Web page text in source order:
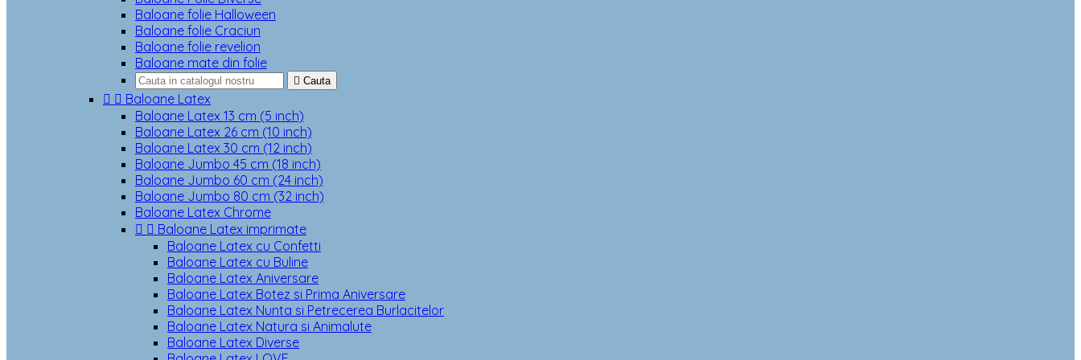
Baloane folie Halloween
Baloane folie Craciun
Baloane folie revelion
Baloane mate din folie
 Cauta
  Baloane Latex
Baloane Latex 13 cm (5 inch)
Baloane Latex 26 cm (10 inch)
Baloane Latex 30 cm (12 inch)
Baloane Jumbo 45 cm (18 inch)
Baloane Jumbo 60 cm (24 inch)
Baloane Jumbo 80 cm (32 inch)
Baloane Latex Chrome
  Baloane Latex imprimate
Baloane Latex cu Confetti
Baloane Latex cu Buline
Baloane Latex Aniversare
Baloane Latex Botez si Prima Aniversare
Baloane Latex Nunta si Petrecerea Burlacitelor
Baloane Latex Natura si Animalute
Baloane Latex Diverse